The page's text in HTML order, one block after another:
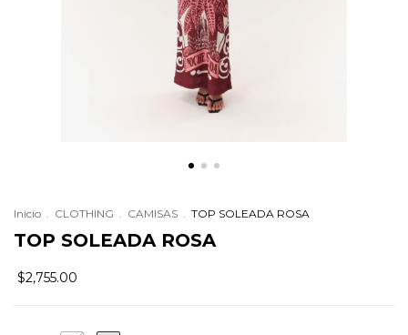
Inicio . CLOTHING . CAMISAS . TOP SOLEADA ROSA
TOP SOLEADA ROSA
$2,755.00